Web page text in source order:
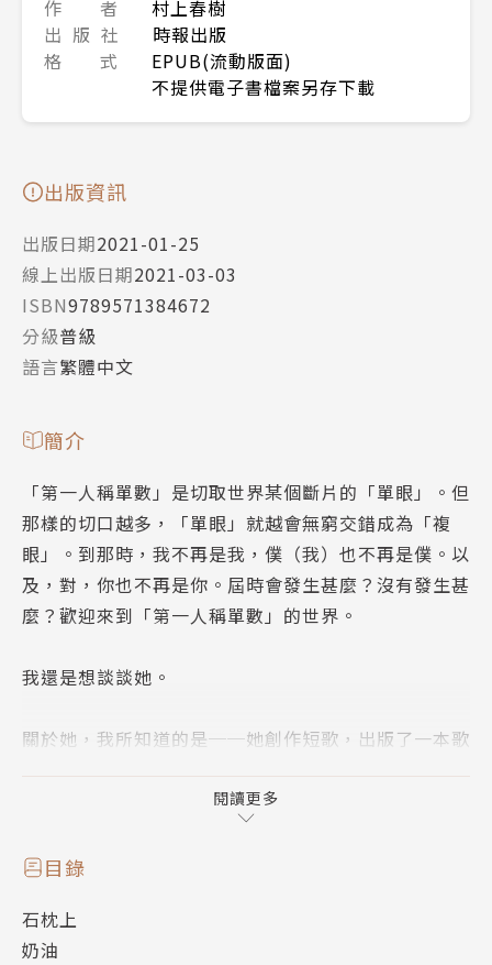
作 者
村上春樹
出 版 社
時報出版
格 式
EPUB(流動版面)
不提供電子書檔案另存下載
出版資訊
出版日期2021-01-25
線上出版日期2021-03-03
ISBN9789571384672
分級普級
語言繁體中文
簡介
「第一人稱單數」是切取世界某個斷片的「單眼」。但
那樣的切口越多，「單眼」就越會無窮交錯成為「複
眼」。到那時，我不再是我，僕（我）也不再是僕。以
及，對，你也不再是你。屆時會發生甚麼？沒有發生甚
麼？歡迎來到「第一人稱單數」的世界。
我還是想談談她。
關於她，我所知道的是──她創作短歌，出版了一本歌
來的紙張綴成一冊，再加上簡單的封面，是非常簡單的
小本子，甚至談不上自費出版。但裡面收錄的某些短
歌，不可思議地深深烙印我心。她寫的短歌，幾乎都是
何頑強拒絕彼此的分離、分裂。
閱讀更多
目錄
石枕上
奶油